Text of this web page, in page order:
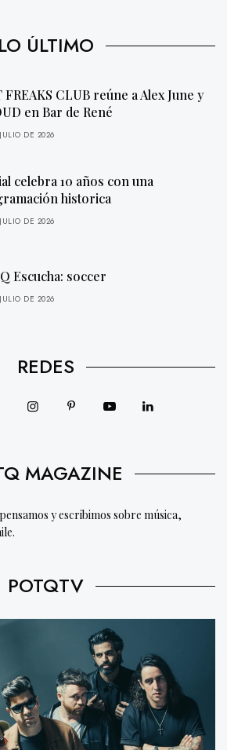
LO ÚLTIMO
FREAKS CLUB reúne a Alex June y
en Bar de René
DE 2026
celebra 10 años con una
historica
DE 2026
Escucha: soccer
DE 2026
REDES
MAGAZINE
y escribimos sobre música,
POTQTV